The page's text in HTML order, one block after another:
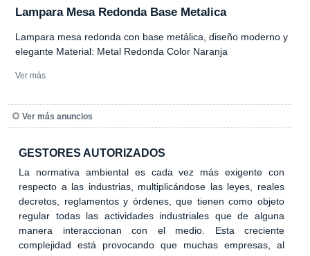
Lampara Mesa Redonda Base Metalica
Lampara mesa redonda con base metálica, diseño moderno y
elegante Material: Metal Redonda Color Naranja
Ver más
Ver más anuncios
GESTORES AUTORIZADOS
La normativa ambiental es cada vez más exigente con
respecto a las industrias, multiplicándose las leyes, reales
decretos, reglamentos y órdenes, que tienen como objeto
regular todas las actividades industriales que de alguna
manera interaccionan con el medio. Esta creciente
complejidad está provocando que muchas empresas, al